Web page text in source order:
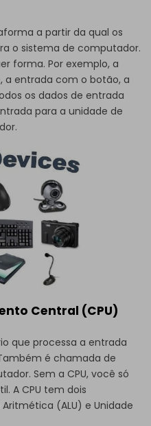
a partir da qual os
o sistema de computador.
forma. Por exemplo, a
a entrada com o botão, a
os dados de entrada
para a unidade de
Central (CPU)
que processa a entrada
é chamada de
Sem a CPU, você só
A CPU tem dois
(ALU) e Unidade